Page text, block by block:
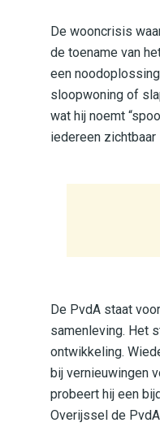
De wooncrisis
de toename van
een
sloopwoning of
wat hij noemt
iedereen zichtbaar
De PvdA staat
samenleving. Het
ontwikkeling.
bij vernieuwingen
probeert hij een
Overijssel de